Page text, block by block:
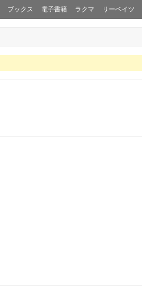
ブックス 電子書籍 ラクマ リーベイツ